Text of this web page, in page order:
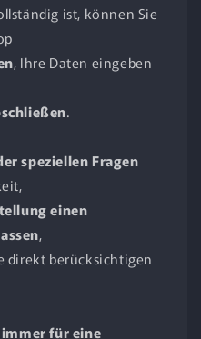
ist, können Sie
, Ihre Daten eingeben
.
speziellen Fragen
einen
,
direkt berücksichtigen
für eine